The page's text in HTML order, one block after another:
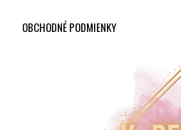
OBCHODNÉ PODMIENKY